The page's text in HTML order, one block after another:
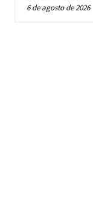
6 de agosto de 2026